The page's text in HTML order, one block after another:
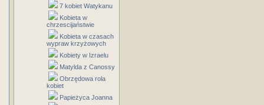
7 kobiet Watykanu
Kobieta w
chrzescijaństwie
Kobieta w czasach
wypraw krzyżowych
Kobiety w Izraelu
Matylda z Canossy
Obrzędowa rola
kobiet
Papieżyca Joanna